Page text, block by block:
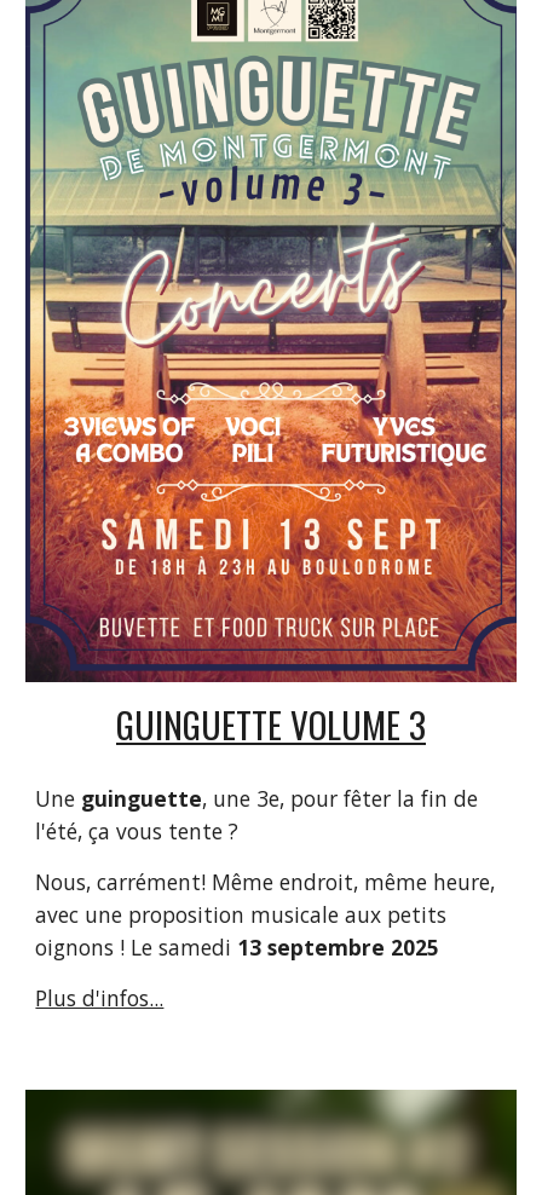
GUINGUETTE VOLUME 3
Une guinguette, une 3e, pour fêter la fin de
l'été, ça vous tente ?
Nous, carrément! Même endroit, même heure,
avec une proposition musicale aux petits
oignons ! Le samedi 13 septembre 2025
Plus d'infos...